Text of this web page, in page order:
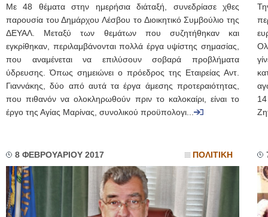
Με 48 θέματα στην ημερήσια διάταξή, συνεδρίασε χθες
παρουσία του Δημάρχου Λέσβου το Διοικητικό Συμβούλιο της
ΔΕΥΑΛ. Μεταξύ των θεμάτων που συζητήθηκαν και
εγκρίθηκαν, περιλαμβάνονται πολλά έργα υψίστης σημασίας,
που αναμένεται να επιλύσουν σοβαρά προβλήματα
ύδρευσης. Όπως σημειώνει ο πρόεδρος της Εταιρείας Αντ.
Γιαννάκης, δύο από αυτά τα έργα άμεσης προτεραιότητας,
που πιθανόν να ολοκληρωθούν πριν το καλοκαίρι, είναι το
έργο της Αγίας Μαρίνας, συνολικού προϋπολογι...
8 ΦΕΒΡΟΥΑΡΙΟΥ 2017 ΠΟΛΙΤΙΚΗ